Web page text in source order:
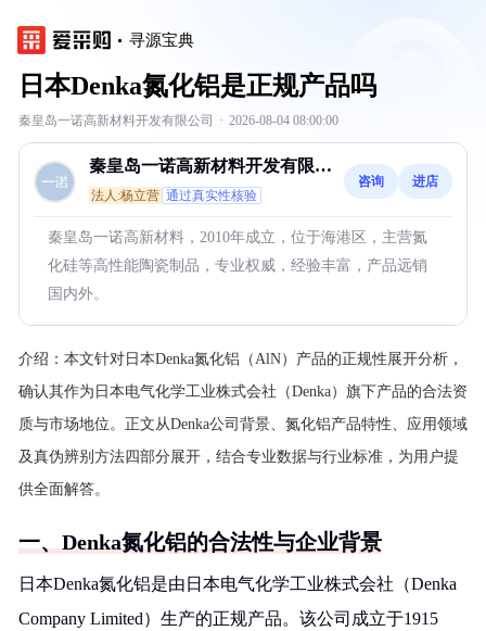
寻源宝典
日本Denka氮化铝是正规产品吗
秦皇岛一诺高新材料开发有限公司 · 2026-08-04 08:00:00
秦皇岛一诺高新材料开发有限公
司
法人:杨立营 通过真实性核验
咨询 进店
秦皇岛一诺高新材料，2010年成立，位于海港区，主营氮
化硅等高性能陶瓷制品，专业权威，经验丰富，产品远销
国内外。
介绍： 本文针对日本Denka氮化铝（AlN）产品的正规性展开分析，
确认其作为日本电气化学工业株式会社（Denka）旗下产品的合法资
质与市场地位。正文从Denka公司背景、氮化铝产品特性、应用领域
及真伪辨别方法四部分展开，结合专业数据与行业标准，为用户提
供全面解答。
一、Denka氮化铝的合法性与企业背景
日本Denka氮化铝是由日本电气化学工业株式会社（Denka
Company Limited）生产的正规产品。该公司成立于1915